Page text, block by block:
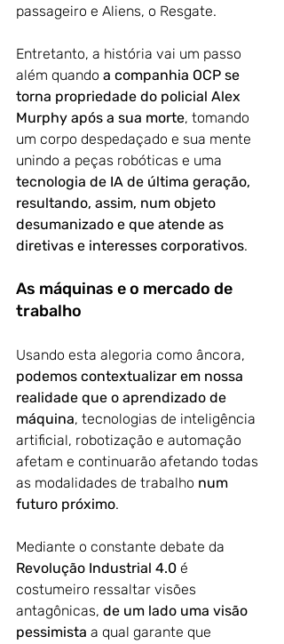
passageiro e Aliens, o Resgate.
Entretanto, a história vai um passo
além quando a companhia OCP se
torna propriedade do policial Alex
Murphy após a sua morte, tomando
um corpo despedaçado e sua mente
unindo a peças robóticas e uma
tecnologia de IA de última geração,
resultando, assim, num objeto
desumanizado e que atende as
diretivas e interesses corporativos.
As máquinas e o mercado de
trabalho
Usando esta alegoria como âncora,
podemos contextualizar em nossa
realidade que o aprendizado de
máquina, tecnologias de inteligência
artificial, robotização e automação
afetam e continuarão afetando todas
as modalidades de trabalho num
futuro próximo.
Mediante o constante debate da
Revolução Industrial 4.0 é
costumeiro ressaltar visões
antagônicas, de um lado uma visão
pessimista a qual garante que